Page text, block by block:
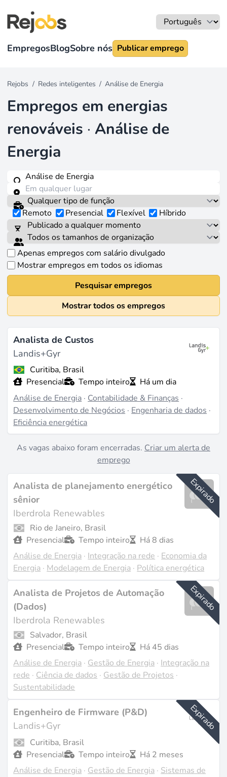
EmpregosBlogSobre nós Publicar emprego
Rejobs / Redes inteligentes / Análise de Energia
Empregos em energias
renováveis ·Análise de
Energia
Remoto Presencial Flexível Híbrido
Apenas empregos com salário divulgado
Mostrar empregos em todos os idiomas
Pesquisar empregos
Mostrar todos os empregos
Analista de Custos
Landis+Gyr
Curitiba, Brasil
Presencial
Tempo inteiro
Há um dia
Análise de Energia · Contabilidade & Finanças ·
Desenvolvimento de Negócios · Engenharia de dados ·
Eficiência energética
As vagas abaixo foram encerradas. Criar um alerta de
emprego
Expirado
Analista de planejamento energético
sênior
Iberdrola Renewables
Rio de Janeiro, Brasil
Presencial
Tempo inteiro
Há 8 dias
Análise de Energia · Integração na rede · Economia da
Energia · Modelagem de Energia · Política energética
Expirado
Analista de Projetos de Automação
(Dados)
Iberdrola Renewables
Salvador, Brasil
Presencial
Tempo inteiro
Há 45 dias
Análise de Energia · Gestão de Energia · Integração na
rede · Ciência de dados · Gestão de Projetos ·
Sustentabilidade
Expirado
Engenheiro de Firmware (P&D)
Landis+Gyr
Curitiba, Brasil
Presencial
Tempo inteiro
Há 2 meses
Análise de Energia · Gestão de Energia · Sistemas de